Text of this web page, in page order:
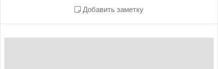
Добавить заметку